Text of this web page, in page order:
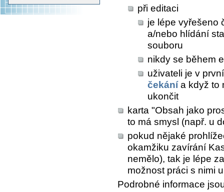
při editaci
je lépe vyřešeno
a/nebo hlídání
souboru
nikdy se během
uživateli je v
čekánía když to
ukončit
karta "Obsah jako
to má smysl (např. u
pokud nějaké
okamžiku zavírání
nemělo), tak je lépe
možnost práci s nimi
Podrobné informace